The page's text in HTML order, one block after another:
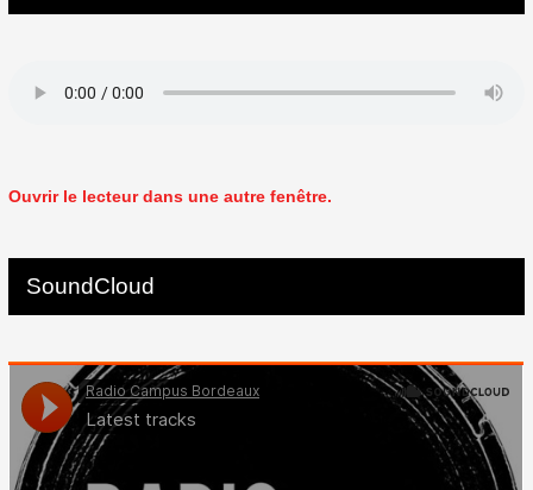
Ouvrir le lecteur dans une autre fenêtre.
SoundCloud